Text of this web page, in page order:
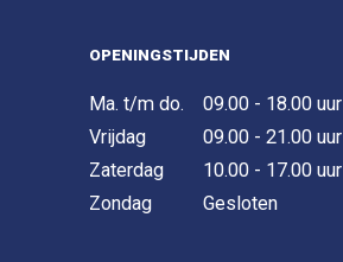
OPENINGSTIJDEN
Ma. t/m do.
09.00 - 18.00 uur
Vrijdag
09.00 - 21.00 uur
Zaterdag
10.00 - 17.00 uur
Zondag
Gesloten